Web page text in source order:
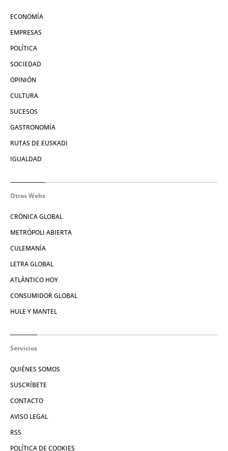
ECONOMÍA
EMPRESAS
POLÍTICA
SOCIEDAD
OPINIÓN
CULTURA
SUCESOS
GASTRONOMÍA
RUTAS DE EUSKADI
IGUALDAD
Otras Webs
CRÓNICA GLOBAL
METRÓPOLI ABIERTA
CULEMANÍA
LETRA GLOBAL
ATLÁNTICO HOY
CONSUMIDOR GLOBAL
HULE Y MANTEL
Servicios
QUIÉNES SOMOS
SUSCRÍBETE
CONTACTO
AVISO LEGAL
RSS
POLÍTICA DE COOKIES